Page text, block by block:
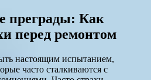
преграды: Как
перед ремонтом
настоящим испытанием,
часто сталкиваются с